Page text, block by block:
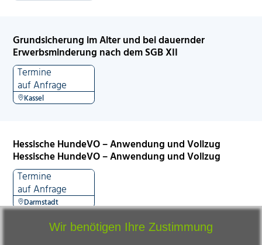
Grundsicherung im Alter und bei dauernder
Erwerbsminderung nach dem SGB XII
Termine
auf Anfrage
Kassel
Hessische HundeVO – Anwendung und Vollzug
Hessische HundeVO – Anwendung und Vollzug
Termine
auf Anfrage
Darmstadt
Wir benötigen Ihre Zustimmung